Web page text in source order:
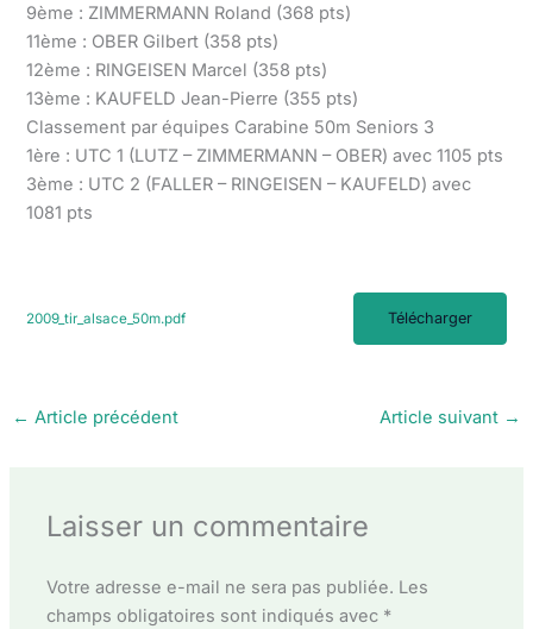
9ème : ZIMMERMANN Roland (368 pts)
11ème : OBER Gilbert (358 pts)
12ème : RINGEISEN Marcel (358 pts)
13ème : KAUFELD Jean-Pierre (355 pts)
Classement par équipes Carabine 50m Seniors 3
1ère : UTC 1 (LUTZ – ZIMMERMANN – OBER) avec 1105 pts
3ème : UTC 2 (FALLER – RINGEISEN – KAUFELD) avec
1081 pts
2009_tir_alsace_50m.pdf Télécharger
← Article précédent Article suivant →
Laisser un commentaire
Votre adresse e-mail ne sera pas publiée. Les
champs obligatoires sont indiqués avec *